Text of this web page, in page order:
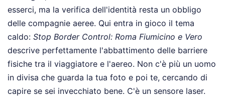
esserci, ma la verifica dell'identità resta un obbligo
delle compagnie aeree. Qui entra in gioco il tema
caldo: Stop Border Control: Roma Fiumicino e Vero
descrive perfettamente l'abbattimento delle barriere
fisiche tra il viaggiatore e l'aereo. Non c'è più un uomo
in divisa che guarda la tua foto e poi te, cercando di
capire se sei invecchiato bene. C'è un sensore laser.